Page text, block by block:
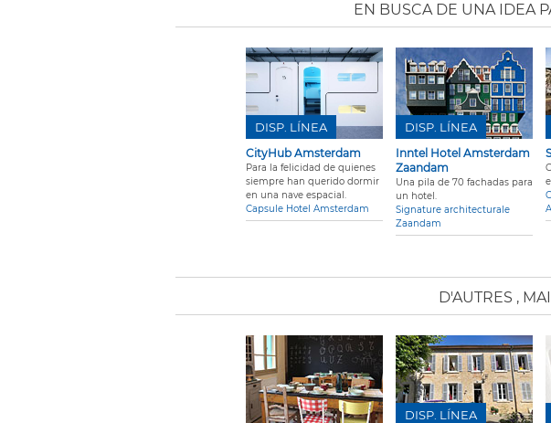
EN BUSCA DE UNA IDEA
CityHub Amsterdam
Para la felicidad de quienes
siempre han querido dormir
en una nave espacial.
Capsule Hotel Amsterdam
DISP. LÍNEA
Inntel Hotel Amsterdam
Zaandam
Una pila de 70 fachadas para
un hotel.
Signature architecturale
Zaandam
DISP. LÍNEA
D'AUTRES ,
DISP. LÍNEA